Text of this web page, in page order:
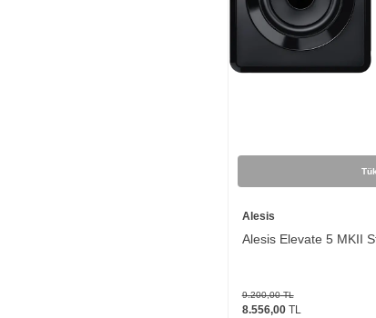
Alesis
Alesis Elevate 5 MKII
9.200,00TL
8.556,00TL